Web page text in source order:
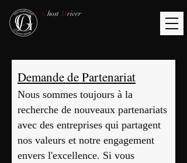
Ghost Driver
Demande de Partenariat
Nous sommes toujours à la
recherche de nouveaux partenariats
avec des entreprises qui partagent
nos valeurs et notre engagement
envers l'excellence. Si vous